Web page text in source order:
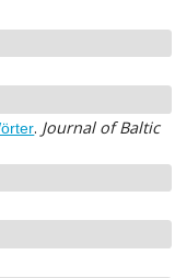
. Journal of Baltic